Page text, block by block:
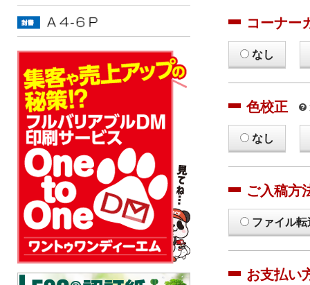
コーナー
なし
色校正
なし
ご入稿方
ファイル
お支払い